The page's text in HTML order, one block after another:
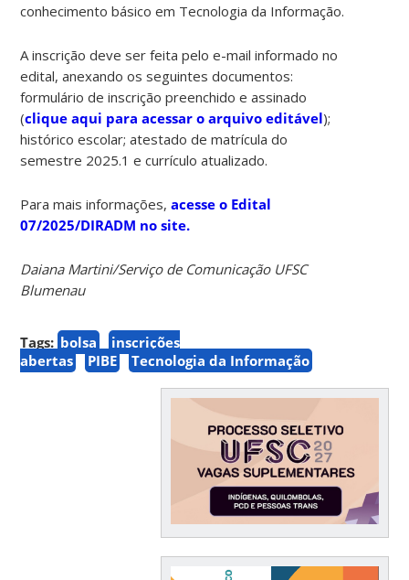
conhecimento básico em Tecnologia da Informação.
A inscrição deve ser feita pelo e-mail informado no
edital, anexando os seguintes documentos:
formulário de inscrição preenchido e assinado
(clique aqui para acessar o arquivo editável);
histórico escolar; atestado de matrícula do
semestre 2025.1 e currículo atualizado.
Para mais informações,acesse o Edital
07/2025/DIRADM no site.
Daiana Martini/Serviço de Comunicação UFSC
Blumenau
Tags: bolsa
inscrições
abertas
PIBE Tecnologia da Informação